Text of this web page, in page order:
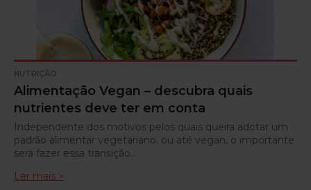
NUTRIÇÃO
Alimentação Vegan – descubra quais
nutrientes deve ter em conta
Independente dos motivos pelos quais queira adotar um
padrão alimentar vegetariano, ou até vegan, o importante
será fazer essa transição…
Ler mais >